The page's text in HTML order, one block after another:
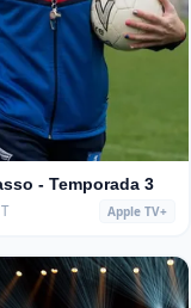
- Temporada 3
Apple TV+